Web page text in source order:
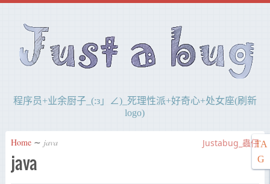
程序员+业余厨子_(:з」∠)_死理性派+好奇心+处女座(刷新
logo)
TA
G
Justabug_蟲仔
Home ∼ java
java